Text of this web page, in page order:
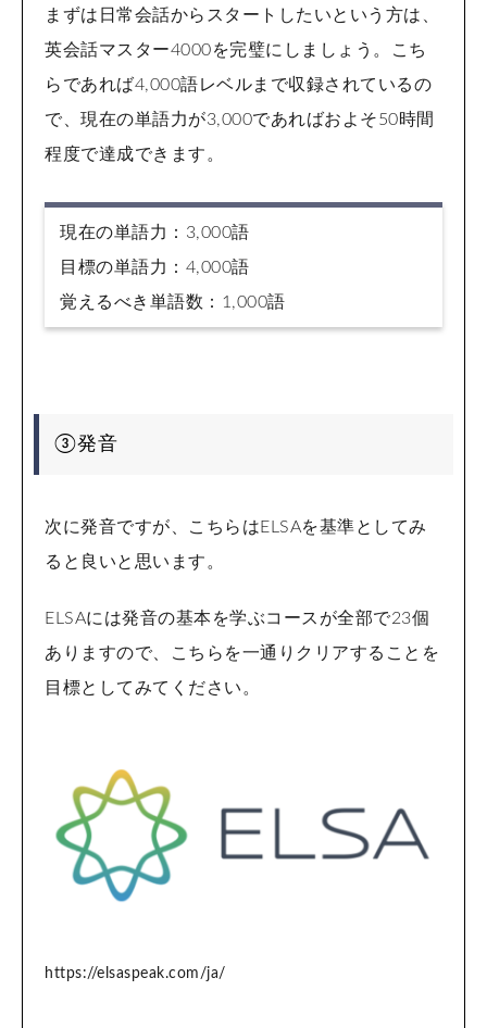
まずは日常会話からスタートしたいという方は、
英会話マスター4000を完璧にしましょう。こち
らであれば4,000語レベルまで収録されているの
で、現在の単語力が3,000であればおよそ50時間
程度で達成できます。
現在の単語力：3,000語
目標の単語力：4,000語
覚えるべき単語数：1,000語
③発音
次に発音ですが、こちらはELSAを基準としてみ
ると良いと思います。
ELSAには発音の基本を学ぶコースが全部で23個
ありますので、こちらを一通りクリアすることを
目標としてみてください。
https://elsaspeak.com/ja/